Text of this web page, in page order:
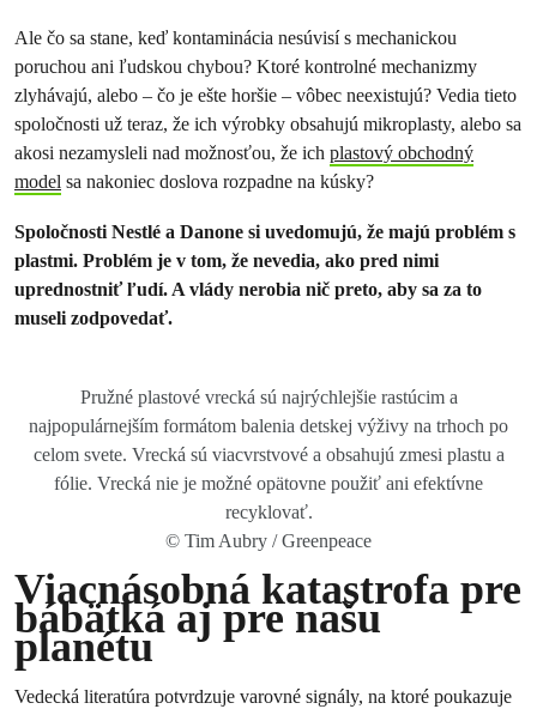
Ale čo sa stane, keď kontaminácia nesúvisí s mechanickou
poruchou ani ľudskou chybou? Ktoré kontrolné mechanizmy
zlyhávajú, alebo – čo je ešte horšie – vôbec neexistujú? Vedia tieto
spoločnosti už teraz, že ich výrobky obsahujú mikroplasty, alebo sa
akosi nezamysleli nad možnosťou, že ich plastový obchodný
model sa nakoniec doslova rozpadne na kúsky?
Spoločnosti Nestlé a Danone si uvedomujú, že majú problém s
plastmi. Problém je v tom, že nevedia, ako pred nimi
uprednostniť ľudí. A vlády nerobia nič preto, aby sa za to
museli zodpovedať.
Pružné plastové vrecká sú najrýchlejšie rastúcim a
najpopulárnejším formátom balenia detskej výživy na trhoch po
celom svete. Vrecká sú viacvrstvové a obsahujú zmesi plastu a
fólie. Vrecká nie je možné opätovne použiť ani efektívne
recyklovať.
© Tim Aubry / Greenpeace
Viacnásobná katastrofa pre
bábätká aj pre našu
planétu
Vedecká literatúra potvrdzuje varovné signály, na ktoré poukazuje